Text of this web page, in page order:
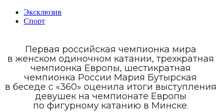
Эксклюзив
Спорт
Первая российская чемпионка мира
в женском одиночном катании, трехкратная
чемпионка Европы, шестикратная
чемпионка России Мария Бутырская
в беседе с «360» оценила итоги выступления
девушек на чемпионате Европы
по фигурному катанию в Минске.